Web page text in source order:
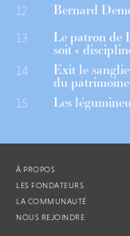
12 Bernard
13 Le patron de
soit «
14 Exit le
du
15 Les
À PROPOS
LES FONDATEURS
LA COMMUNAUTÉ
NOUS REJOINDRE